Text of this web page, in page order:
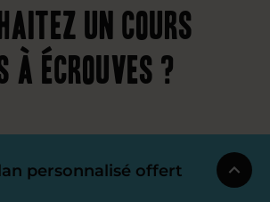
un cours
à Écrouves ?
personnalisé offert